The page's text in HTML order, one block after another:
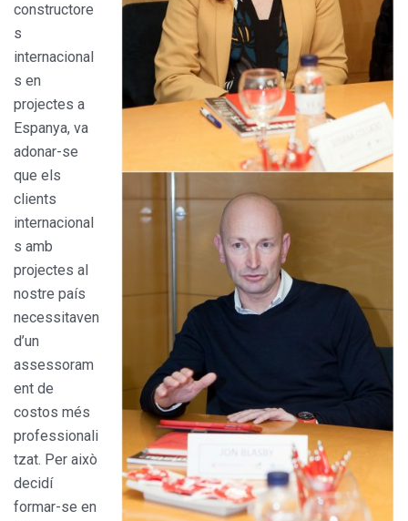
constructore
s
internacional
s en
projectes a
Espanya, va
adonar-se
que els
clients
internacional
s amb
projectes al
nostre país
necessitaven
d’un
assessoram
ent de
costos més
professionali
tzat. Per això
decidí
formar-se en